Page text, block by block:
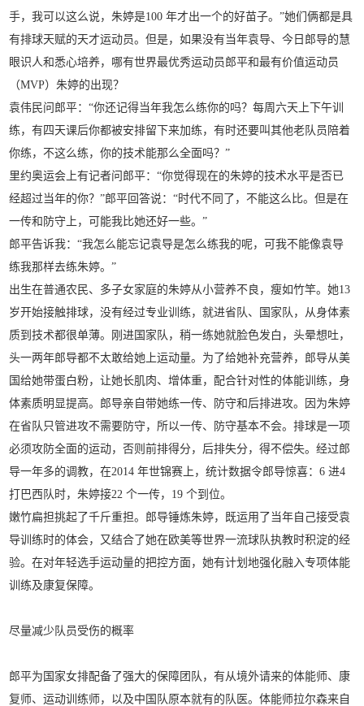
手，我可以这么说，朱婷是100 年才出一个的好苗子。”她们俩都是具
有排球天赋的天才运动员。但是，如果没有当年袁导、今日郎导的慧
眼识人和悉心培养，哪有世界最优秀运动员郎平和最有价值运动员
（MVP）朱婷的出现？
袁伟民问郎平：“你还记得当年我怎么练你的吗？每周六天上下午训
练，有四天课后你都被安排留下来加练，有时还要叫其他老队员陪着
你练，不这么练，你的技术能那么全面吗？”
里约奥运会上有记者问郎平：“你觉得现在的朱婷的技术水平是否已
经超过当年的你？”郎平回答说：“时代不同了，不能这么比。但是在
一传和防守上，可能我比她还好一些。”
郎平告诉我：“我怎么能忘记袁导是怎么练我的呢，可我不能像袁导
练我那样去练朱婷。”
出生在普通农民、多子女家庭的朱婷从小营养不良，瘦如竹竿。她13
岁开始接触排球，没有经过专业训练，就进省队、国家队，从身体素
质到技术都很单薄。刚进国家队，稍一练她就脸色发白，头晕想吐，
头一两年郎导都不太敢给她上运动量。为了给她补充营养，郎导从美
国给她带蛋白粉，让她长肌肉、增体重，配合针对性的体能训练，身
体素质明显提高。郎导亲自带她练一传、防守和后排进攻。因为朱婷
在省队只管进攻不需要防守，所以一传、防守基本不会。排球是一项
必须攻防全面的运动，否则前排得分，后排失分，得不偿失。经过郎
导一年多的调教，在2014 年世锦赛上，统计数据令郎导惊喜：6 进4
打巴西队时，朱婷接22 个一传，19 个到位。
嫩竹扁担挑起了千斤重担。郎导锤炼朱婷，既运用了当年自己接受袁
导训练时的体会，又结合了她在欧美等世界一流球队执教时积淀的经
验。在对年轻选手运动量的把控方面，她有计划地强化融入专项体能
训练及康复保障。
尽量减少队员受伤的概率
郎平为国家女排配备了强大的保障团队，有从境外请来的体能师、康
复师、运动训练师，以及中国队原本就有的队医。体能师拉尔森来自